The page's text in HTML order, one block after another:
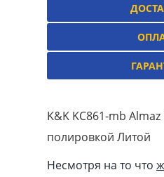
K&K KC861-mb
полировкой Литой
Несмотря на то что